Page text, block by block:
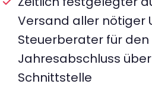
Versand aller nötiger
Steuerberater für
Jahresabschluss über
Schnittstelle